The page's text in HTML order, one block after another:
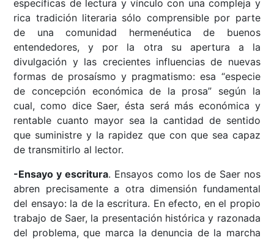
específicas de lectura y vínculo con una compleja y
rica tradición literaria sólo comprensible por parte
de una comunidad hermenéutica de buenos
entendedores, y por la otra su apertura a la
divulgación y las crecientes influencias de nuevas
formas de prosaísmo y pragmatismo: esa “especie
de concepción económica de la prosa” según la
cual, como dice Saer, ésta será más económica y
rentable cuanto mayor sea la cantidad de sentido
que suministre y la rapidez que con que sea capaz
de transmitirlo al lector.
-Ensayo y escritura. Ensayos como los de Saer nos
abren precisamente a otra dimensión fundamental
del ensayo: la de la escritura. En efecto, en el propio
trabajo de Saer, la presentación histórica y razonada
del problema, que marca la denuncia de la marcha